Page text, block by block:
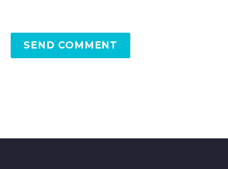
SEND COMMENT